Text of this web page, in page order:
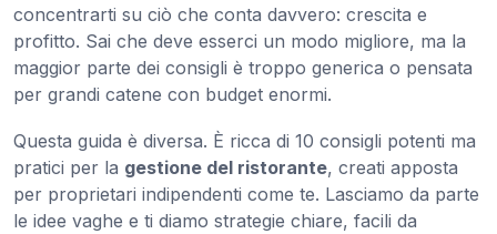
concentrarti su ciò che conta davvero: crescita e
profitto. Sai che deve esserci un modo migliore, ma la
maggior parte dei consigli è troppo generica o pensata
per grandi catene con budget enormi.
Questa guida è diversa. È ricca di 10 consigli potenti ma
pratici per la gestione del ristorante, creati apposta
per proprietari indipendenti come te. Lasciamo da parte
le idee vaghe e ti diamo strategie chiare, facili da